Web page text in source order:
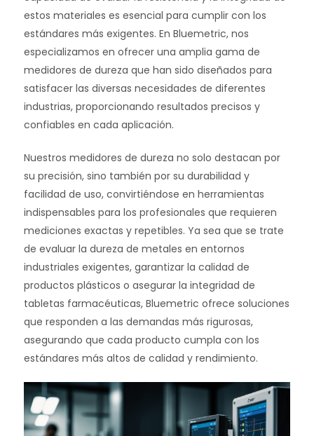
estos materiales es esencial para cumplir con los
estándares más exigentes. En Bluemetric, nos
especializamos en ofrecer una amplia gama de
medidores de dureza que han sido diseñados para
satisfacer las diversas necesidades de diferentes
industrias, proporcionando resultados precisos y
confiables en cada aplicación.
Nuestros medidores de dureza no solo destacan por
su precisión, sino también por su durabilidad y
facilidad de uso, convirtiéndose en herramientas
indispensables para los profesionales que requieren
mediciones exactas y repetibles. Ya sea que se trate
de evaluar la dureza de metales en entornos
industriales exigentes, garantizar la calidad de
productos plásticos o asegurar la integridad de
tabletas farmacéuticas, Bluemetric ofrece soluciones
que responden a las demandas más rigurosas,
asegurando que cada producto cumpla con los
estándares más altos de calidad y rendimiento.